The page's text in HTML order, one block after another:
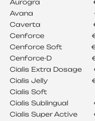
Aurogra
Avana
Caverta
Cenforce
Cenforce Soft
Cenforce-D
Cialis Extra Dosage
Cialis Jelly
Cialis Soft
Cialis Sublingual
Cialis Super Active